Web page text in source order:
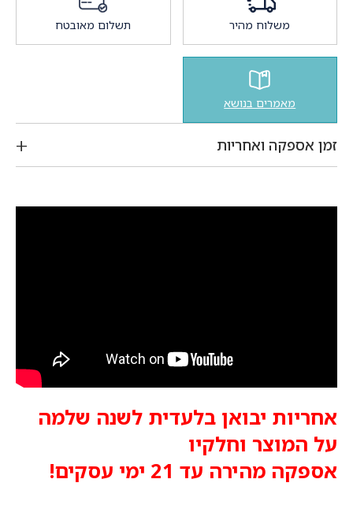
משלוח מהיר תשלום מאובטח
מאמרים בנושא
זמן אספקה ואחריות
אחריות יבואן בלעדית לשנה שלמה
על המוצר וחלקיו
אספקה מהירה עד 21 ימי עסקים!